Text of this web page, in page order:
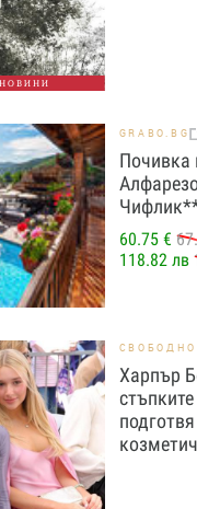
GRABO.BG
Почивка
60.75 €
118.82 лв
Харпър